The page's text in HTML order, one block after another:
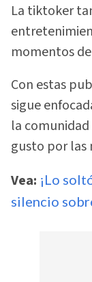
La tiktoker
momentos
Con estas
sigue
la
gusto por las
Vea: ¡Lo
silencio